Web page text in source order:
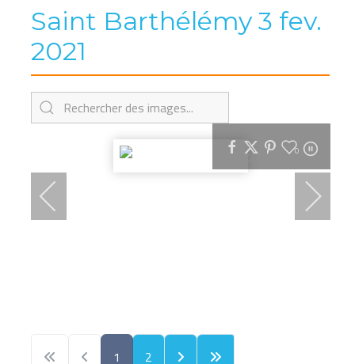
Saint Barthélémy 3 fev.
2021
0
1 2